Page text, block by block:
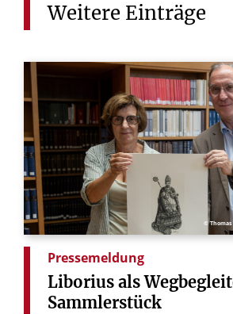
Weitere Einträge
© Thomas
Pressemeldung
Liborius als
Sammlerstück